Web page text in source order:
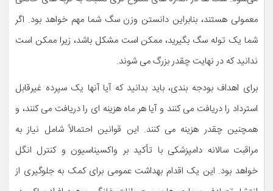
معمولی هستند، بنابراین دانستن وزن سگ شما مهم خواهد بود. اگر
شما یک توله سگ بگیرید، ممکن است مشکل باشد، زیرا ممکن است
ندانید که در نهایت چقدر بزرگ می شوند.
برای اهداف بودجه بندی، باید بدانید که آیا آنها یک سپرده غیرقابل
استرداد را دریافت می کنند و آیا هر ماه هزینه ای را دریافت می کنند، و
همچنین چقدر هزینه می کنند. این قوانین احتمالاً شامل نیاز به
مراقبت سالانه دامپزشکی با تأکید بر واکسیناسیون و کنترل انگل
خواهد بود. این یک اقدام بهداشت عمومی برای کمک به جلوگیری از